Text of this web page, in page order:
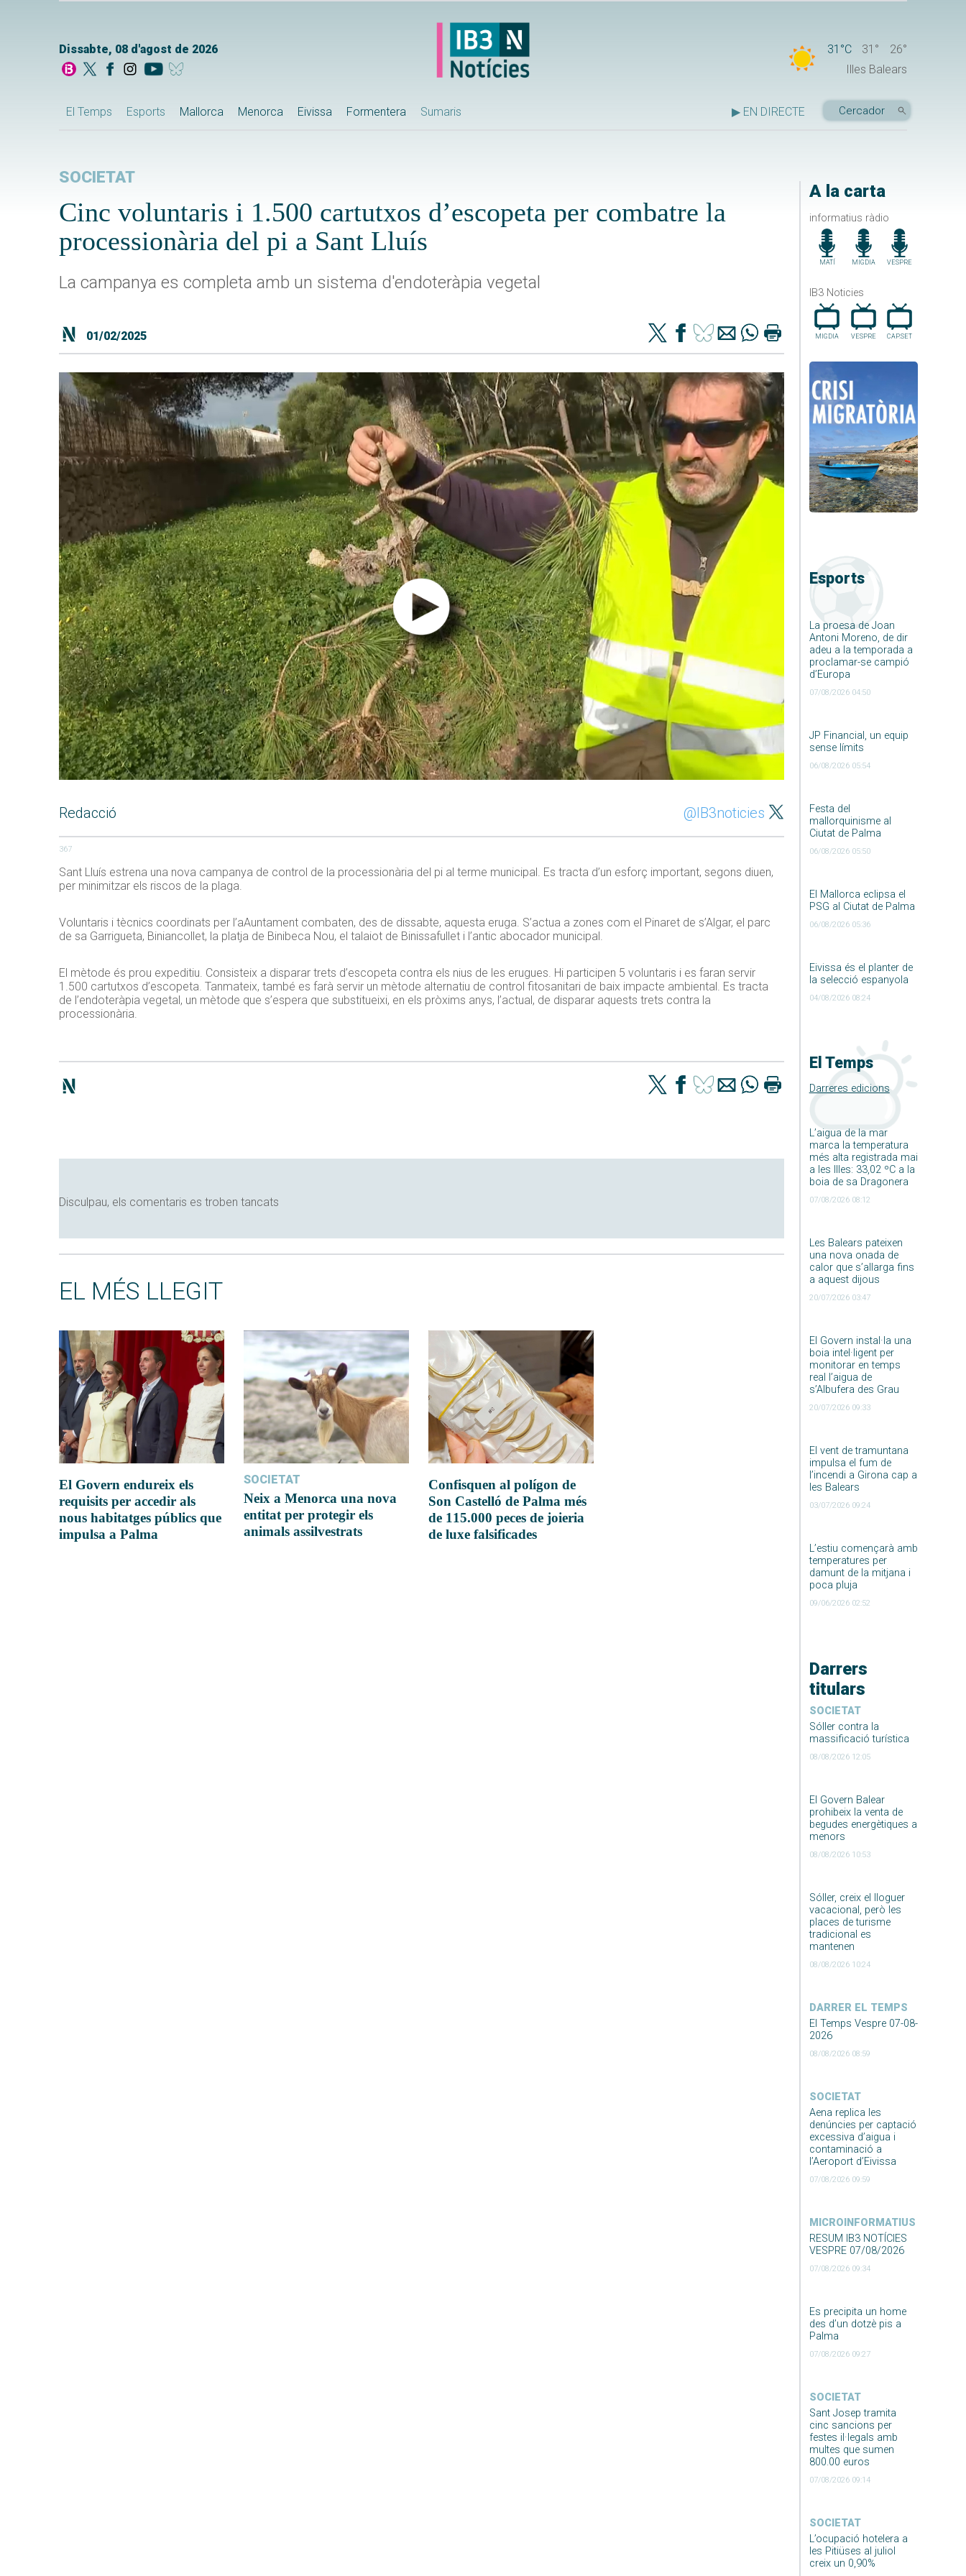
Dissabte, 08 d'agost de 2026 31°C 31°
26°
Illes Balears
El Temps Esports Mallorca Menorca Eivissa Formentera Sumaris ▶ EN DIRECTE
A la carta
informatius ràdio
MATÍ MIGDIA VESPRE
IB3 Noticies
MIGDIA VESPRE CAP.SET
Esports
La proesa de Joan
Antoni Moreno, de dir
adeu a la temporada a
proclamar-se campió
d’Europa
07/08/2026 04:50
JP Financial, un equip
sense límits
06/08/2026 05:54
Festa del
mallorquinisme al
Ciutat de Palma
06/08/2026 05:50
El Mallorca eclipsa el
PSG al Ciutat de Palma
06/08/2026 05:36
Eivissa és el planter de
la selecció espanyola
04/08/2026 08:24
El Temps
Darreres edicions
L’aigua de la mar
marca la temperatura
més alta registrada mai
a les Illes: 33,02 ºC a la
boia de sa Dragonera
07/08/2026 08:12
Les Balears pateixen
una nova onada de
calor que s’allarga fins
a aquest dijous
20/07/2026 03:47
El Govern instal·la una
boia intel·ligent per
monitorar en temps
real l’aigua de
s’Albufera des Grau
20/07/2026 09:33
El vent de tramuntana
impulsa el fum de
l’incendi a Girona cap a
les Balears
03/07/2026 09:24
L’estiu començarà amb
temperatures per
damunt de la mitjana i
poca pluja
09/06/2026 02:52
Darrers
titulars
SOCIETAT
Sóller contra la
massificació turística
08/08/2026 12:05
El Govern Balear
prohibeix la venta de
begudes energètiques a
menors
08/08/2026 10:53
Sóller, creix el lloguer
vacacional, però les
places de turisme
tradicional es
mantenen
08/08/2026 10:24
DARRER EL TEMPS
El Temps Vespre 07-08-
2026
08/08/2026 08:59
SOCIETAT
Aena replica les
denúncies per captació
excessiva d’aigua i
contaminació a
l’Aeroport d’Eivissa
07/08/2026 09:59
MICROINFORMATIUS
RESUM IB3 NOTÍCIES
VESPRE 07/08/2026
07/08/2026 09:34
Es precipita un home
des d’un dotzè pis a
Palma
07/08/2026 09:27
SOCIETAT
Sant Josep tramita
cinc sancions per
festes il·legals amb
multes que sumen
800.00 euros
07/08/2026 09:14
SOCIETAT
L’ocupació hotelera a
les Pitiüses al juliol
creix un 0,90%
SOCIETAT
Cinc voluntaris i 1.500 cartutxos d’escopeta per combatre la
processionària del pi a Sant Lluís
La campanya es completa amb un sistema d'endoteràpia vegetal
01/02/2025
Redacció @IB3noticies
367
Sant Lluís estrena una nova campanya de control de la processionària del pi al terme municipal. Es tracta d’un esforç important, segons diuen,
per minimitzar els riscos de la plaga.
Voluntaris i tècnics coordinats per l’aAuntament combaten, des de dissabte, aquesta eruga. S’actua a zones com el Pinaret de s’Algar, el parc
de sa Garrigueta, Biniancollet, la platja de Binibeca Nou, el talaiot de Binissafullet i l’antic abocador municipal.
El mètode és prou expeditiu. Consisteix a disparar trets d’escopeta contra els nius de les erugues. Hi participen 5 voluntaris i es faran servir
1.500 cartutxos d’escopeta. Tanmateix, també es farà servir un mètode alternatiu de control fitosanitari de baix impacte ambiental. Es tracta
de l’endoteràpia vegetal, un mètode que s’espera que substitueixi, en els pròxims anys, l’actual, de disparar aquests trets contra la
processionària.
Disculpau, els comentaris es troben tancats
EL MÉS LLEGIT
El Govern endureix els
requisits per accedir als
nous habitatges públics que
impulsa a Palma
SOCIETAT
Neix a Menorca una nova
entitat per protegir els
animals assilvestrats
Confisquen al polígon de
Son Castelló de Palma més
de 115.000 peces de joieria
de luxe falsificades